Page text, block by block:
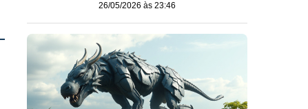
26/05/2026 às 23:46